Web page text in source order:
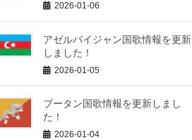
2026-01-06
アゼルバイジャン国歌情報を更新
しました！
2026-01-05
ブータン国歌情報を更新しまし
た！
2026-01-04